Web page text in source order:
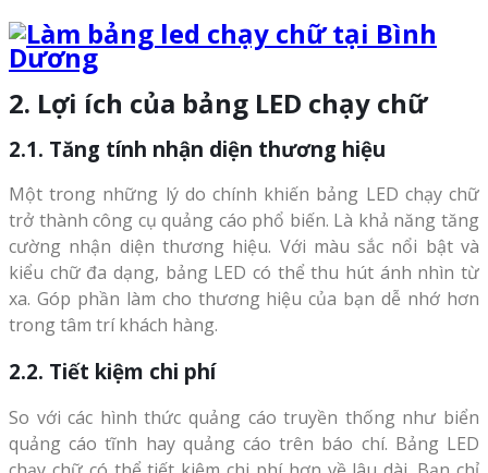
2. Lợi ích của bảng LED chạy chữ
2.1. Tăng tính nhận diện thương hiệu
Một trong những lý do chính khiến bảng LED chạy chữ
trở thành công cụ quảng cáo phổ biến. Là khả năng tăng
cường nhận diện thương hiệu. Với màu sắc nổi bật và
kiểu chữ đa dạng, bảng LED có thể thu hút ánh nhìn từ
xa. Góp phần làm cho thương hiệu của bạn dễ nhớ hơn
trong tâm trí khách hàng.
2.2. Tiết kiệm chi phí
So với các hình thức quảng cáo truyền thống như biển
quảng cáo tĩnh hay quảng cáo trên báo chí. Bảng LED